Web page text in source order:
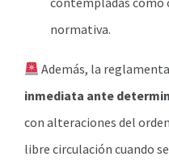
normativa.
Además, la
inmediata ante
con alteraciones del
libre circulación cuando